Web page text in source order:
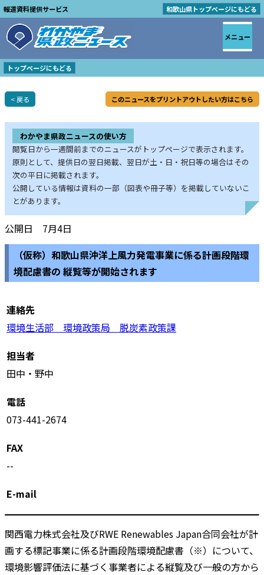
報道資料提供サービス 和歌山県トップページにもどる
トップページにもどる
< 戻る このニュースをプリントアウトしたい方はこちら
わかやま県政ニュースの使い方
閲覧日から一週間前までのニュースがトップページで表示されます。
原則として、提供日の翌日掲載、翌日が土・日・祝日等の場合はその
次の平日に掲載されます。
公開している情報は資料の一部（図表や冊子等）を掲載していないこ
とがあります。
公開日 7月4日
（仮称）和歌山県沖洋上風力発電事業に係る計画段階環
境配慮書の 縦覧等が開始されます
連絡先
環境生活部 環境政策局 脱炭素政策課
担当者
田中・野中
電話
073-441-2674
FAX
--
E-mail
関西電力株式会社及びRWE Renewables Japan合同会社が計
画する標記事業に係る計画段階環境配慮書（※）について、
環境影響評価法に基づく事業者による縦覧及び一般の方から
メニュー